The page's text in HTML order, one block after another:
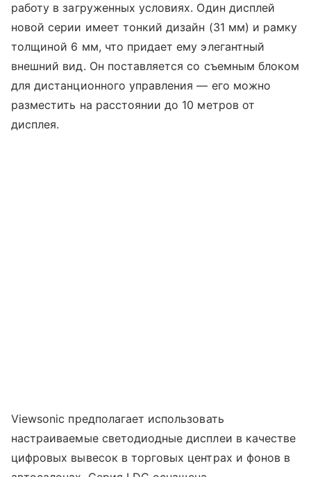
работу в загруженных условиях. Один дисплей
новой серии имеет тонкий дизайн (31 мм) и рамку
толщиной 6 мм, что придает ему элегантный
внешний вид. Он поставляется со съемным блоком
для дистанционного управления — его можно
разместить на расстоянии до 10 метров от
дисплея.
Viewsonic предполагает использовать
настраиваемые светодиодные дисплеи в качестве
цифровых вывесок в торговых центрах и фонов в